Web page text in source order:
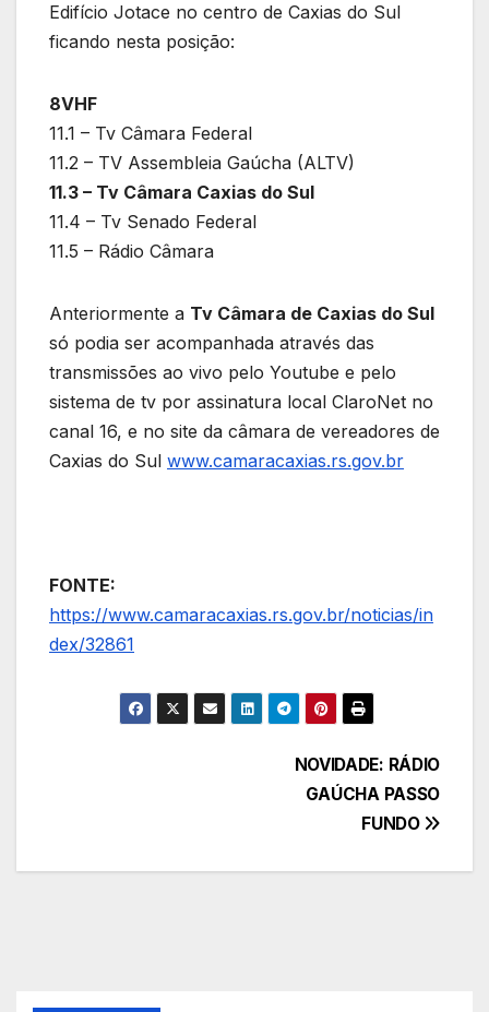
Edifício Jotace no centro de Caxias do Sul
ficando nesta posição:
8VHF
11.1 – Tv Câmara Federal
11.2 – TV Assembleia Gaúcha (ALTV)
11.3 – Tv Câmara Caxias do Sul
11.4 – Tv Senado Federal
11.5 – Rádio Câmara
Anteriormente a Tv Câmara de Caxias do Sul
só podia ser acompanhada através das
transmissões ao vivo pelo Youtube e pelo
sistema de tv por assinatura local ClaroNet no
canal 16, e no site da câmara de vereadores de
Caxias do Sul www.camaracaxias.rs.gov.br
FONTE:
https://www.camaracaxias.rs.gov.br/noticias/in
dex/32861
Post
NOVIDADE: RÁDIO
GAÚCHA PASSO
FUNDO